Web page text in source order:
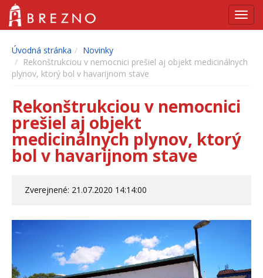
Úvodná stránka
Novinky
Rekonštrukciou v nemocnici prešiel aj objekt medicinálnych
plynov, ktorý bol v havarijnom stave
Rekonštrukciou v nemocnici
prešiel aj objekt
medicinálnych plynov, ktorý
bol v havarijnom stave
Zverejnené: 21.07.2020 14:14:00